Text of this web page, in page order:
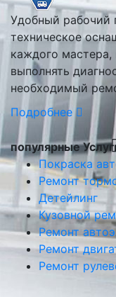
Удобный рабочий
техническое
каждого
выполнять
необходимый
Подробнее
популярные
Покраска
Ремонт
Детейлинг
Кузовной
Ремонт
Ремонт
Ремонт